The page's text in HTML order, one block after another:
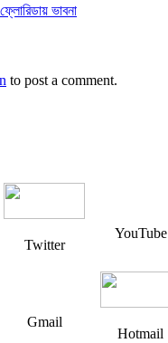
ভাবনা
to post a comment.
Twitter
YouTube
Gmail
Hotmail